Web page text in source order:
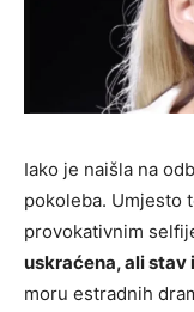
Iako je naišla na
pokoleba. Umjesto
provokativnim
uskraćena, ali
moru estradnih